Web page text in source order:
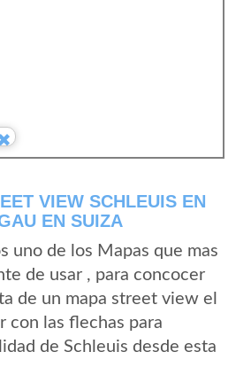
VIEW SCHLEUIS EN
EN SUIZA
uno de los Mapas que mas
de usar , para concocer
de un mapa street view el
con las flechas para
de Schleuis desde esta